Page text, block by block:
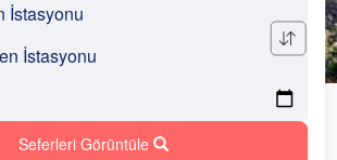
Seferleri Görüntüle